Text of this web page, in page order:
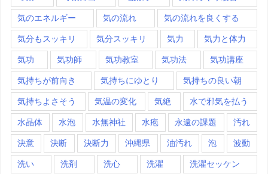
気のエネルギー 気の流れ 気の流れを良くする
気分もスッキリ 気分スッキリ 気力 気力と体力
気功 気功師 気功教室 気功法 気功講座
気持ちが前向き 気持ちにゆとり 気持ちの良い朝
気持ちよさそう 気温の変化 気絶 水で邪気を払う
水晶体 水泡 水無神社 水疱 永遠の課題 汚れ
決意 決断 決断力 沖縄県 油汚れ 泡 波動
洗い 洗剤 洗心 洗濯 洗濯セッケン